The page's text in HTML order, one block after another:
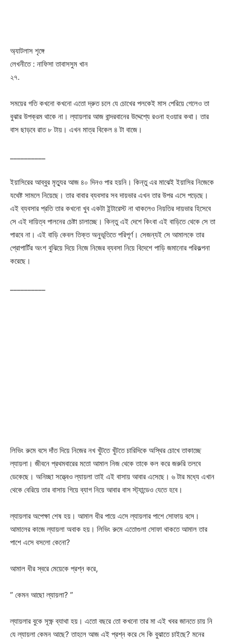
অ্যাটলাস শৃঙ্গে
লেখনীতে : নাফিসা তাবাসসুম খান
২৭.
সময়ের গতি কখনো কখনো এতো দ্রুত চলে যে চোখের পলকেই মাস পেরিয়ে গেলেও তা
বুঝার উপক্রম থাকে না। ল্যায়লার আজ বান্দরবানের উদ্দেশ্যে রওনা হওয়ার কথা। তার
বাস ছাড়বে রাত ৮ টায়। এখন মাত্র বিকেল ৪ টা বাজে।
ইয়াসিরের আব্বুর মৃত্যুর আজ ৪০ দিনও পার হয়নি। কিন্তু এর মাঝেই ইয়াসির নিজেকে
যথেষ্ট সামলে নিয়েছে। তার বাবার ব্যবসার সব দায়ভার এখন তার উপর এসে পড়েছে।
এই ব্যবসার প্রতি তার কখনো খুব একটা ইন্টারেস্ট না থাকলেও নিয়তির দায়ভার হিসেবে
সে এই দায়িত্ব পালনের চেষ্টা চালাচ্ছে। কিন্তু এই দেশে কিংবা এই বাড়িতে থেকে সে তা
পারবে না। এই বাড়ি কেবল তিক্ত অনুভূতিতে পরিপূর্ণ। সেজন্যই সে আমালকে তার
প্রোপার্টির অংশ বুঝিয়ে দিয়ে নিজে নিজের ব্যবসা নিয়ে বিদেশে পাড়ি জমানোর পরিকল্পনা
করেছে।
লিভিং রুমে বসে দাঁত দিয়ে নিজের নখ খুঁটতে খুঁটতে চারিদিকে অস্থির চোখে তাকাচ্ছে
ল্যায়লা। জীবনে প্রথমবারের মতো আমাল নিজ থেকে তাকে কল করে জরুরি তলবে
ডেকেছে। অনিচ্ছা সত্ত্বেও ল্যায়লা তাই এই বাসায় আবার এসেছে। ৬ টার মধ্যে এখান
থেকে বেরিয়ে তার বাসায় গিয়ে ব্যাগ নিয়ে আবার বাস স্ট্যান্ডেও যেতে হবে।
ল্যায়লার অপেক্ষা শেষ হয়। আমাল ধীর পায়ে এসে ল্যায়লার পাশে সোফায় বসে।
আমালের কাজে ল্যায়লা অবাক হয়। লিভিং রুমে এতোগুলা সোফা থাকতে আমাল তার
পাশে এসে বসলো কেনো?
আমাল ধীর স্বরে মেয়েকে প্রশ্ন করে,
” কেমন আছো ল্যায়লা? ”
ল্যায়লার বুকে সূক্ষ্ণ ব্যাথা হয়। এতো বছরে তো কখনো তার মা এই খবর জানতে চায় নি
যে ল্যায়লা কেমন আছে? তাহলে আজ এই প্রশ্ন করে সে কি বুঝাতে চাইছে? মনের